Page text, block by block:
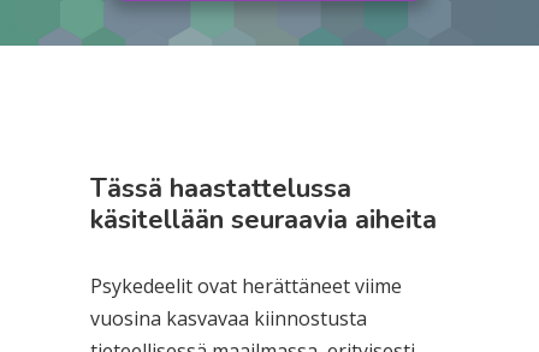
Tässä haastattelussa
käsitellään seuraavia aiheita
Psykedeelit ovat herättäneet viime
vuosina kasvavaa kiinnostusta